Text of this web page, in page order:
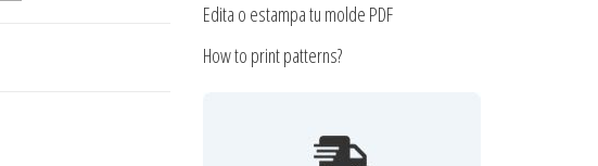
Edita o estampa tu molde PDF
How to print patterns?